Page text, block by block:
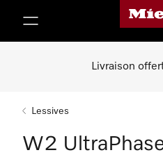
Page
Livraison
Lessives
W2